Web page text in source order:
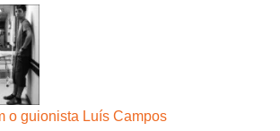
o guionista Luís Campos